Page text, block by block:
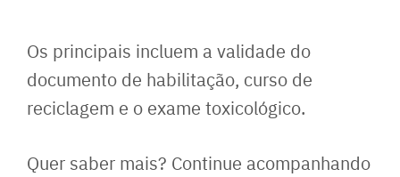
Os principais incluem a validade do
documento de habilitação, curso de
reciclagem e o exame toxicológico.
Quer saber mais? Continue acompanhando